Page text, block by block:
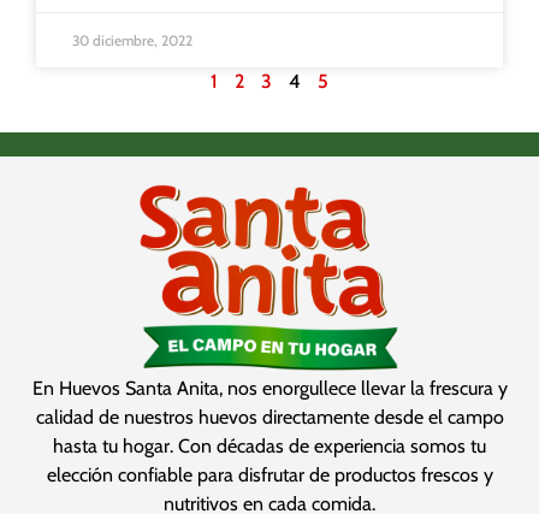
30 diciembre, 2022
1 2 3 4 5
En Huevos Santa Anita, nos enorgullece llevar la frescura y
calidad de nuestros huevos directamente desde el campo
hasta tu hogar. Con décadas de experiencia somos tu
elección confiable para disfrutar de productos frescos y
nutritivos en cada comida.